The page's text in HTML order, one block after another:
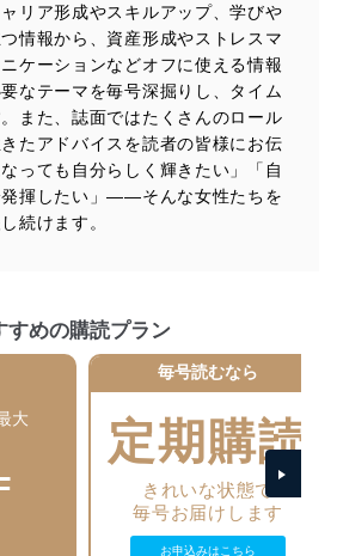
関連する法令、国が定める指針及び
します。また、当社の管理の仕組み
びその他の規範を常に適合させま
措置
正確性及び安全性を確保するため
ィ対策をはじめとする安全対策を実
えい、滅失またはき損の防止及び是
取り扱うことのできる機器及び当該
う従業者を明確化し、 個人データへ
セスを防止しています。
と認証
備されているユーザー制御機能（ユ
ント制御）により、個人情報データ
り扱う情報システムを使用する従業
証しています。
リア形成やスキルアップ、学びや
情報から、資産形成やストレスマ
ケーションなどオフに使える情報
なテーマを毎号深掘りし、タイム
また、誌面ではたくさんのロール
たアドバイスを読者の皆様にお伝
っても自分らしく輝きたい」「自
揮したい」――そんな女性たちを
続けます。
すめの購読プラン
大
毎号読むなら
定期購読
きれいな状態で
毎号お届けします
お申込みはこちら